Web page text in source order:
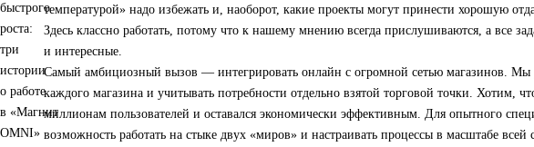
температурой» надо избежать и, наоборот, какие проекты могут принести хорошую
Здесь классно работать, потому что к нашему мнению всегда прислушиваются, а все
и интересные.
Самый амбициозный вызов — интегрировать онлайн с огромной сетью магазинов. Мы
каждого магазина и учитывать потребности отдельно взятой торговой точки. Хотим,
миллионам пользователей и оставался экономически эффективным. Для опытного
возможность работать на стыке двух «миров» и настраивать процессы в масштабе всей